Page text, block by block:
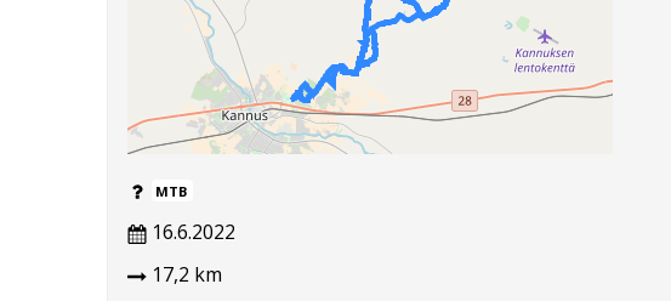
MTB
16.6.2022
17,2 km